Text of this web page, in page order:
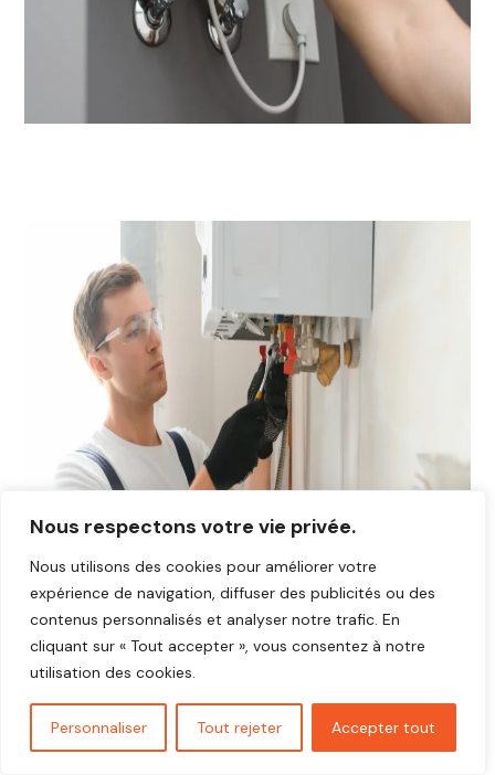
Nous respectons votre vie privée.
Nous utilisons des cookies pour améliorer votre
expérience de navigation, diffuser des publicités ou des
contenus personnalisés et analyser notre trafic. En
cliquant sur « Tout accepter », vous consentez à notre
utilisation des cookies.
Personnaliser Tout rejeter Accepter tout
Vous cherchez un plombier fiable et réactif dansLongnes
78980?